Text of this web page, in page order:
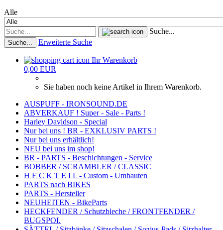
Alle
Suche...
Suche... Erweiterte Suche
Ihr Warenkorb
0,00 EUR
Sie haben noch keine Artikel in Ihrem Warenkorb.
AUSPUFF - IRONSOUND.DE
ABVERKAUF ! Super - Sale - Parts !
Harley Davidson - Special
Nur bei uns ! BR - EXKLUSIV PARTS !
Nur bei uns erhältlich!
NEU bei uns im shop!
BR - PARTS - Beschichtungen - Service
BOBBER / SCRAMBLER / CLASSIC
H E C K T E I L - Custom - Umbauten
PARTS nach BIKES
PARTS - Hersteller
NEUHEITEN - BikeParts
HECKFENDER / Schutzbleche / FRONTFENDER /
BUGSPOI.